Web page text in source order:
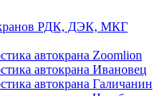
РДК, ДЭК, МКГ
автокрана Zoomlion
автокрана Ивановец
автокрана Галичанин